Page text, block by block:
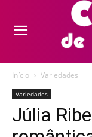
Início Variedades
Variedades
Júlia